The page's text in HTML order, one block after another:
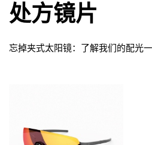
处方镜片
忘掉夹式太阳镜：了解我们的配光